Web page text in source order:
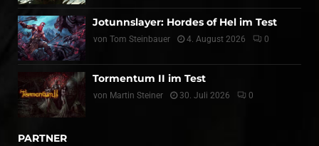
Jotunnslayer: Hordes of Hel im Test
von Tom Steinbauer 4. August 2026 0
Tormentum II im Test
von Martin Steiner 30. Juli 2026 0
PARTNER